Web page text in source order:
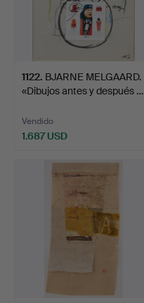
1122. BJARNE MELGAARD.
«Dibujos antes y después …
Vendido
1.687 USD